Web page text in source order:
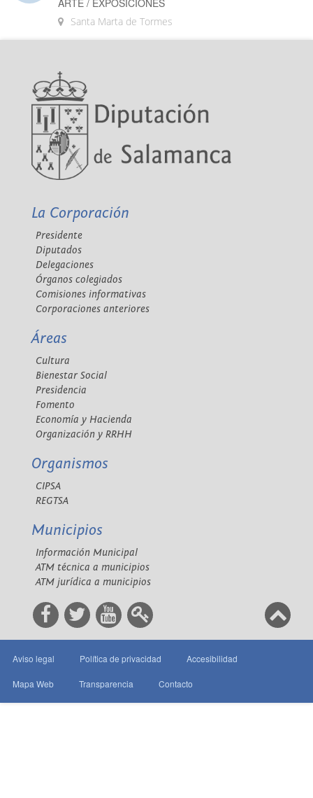
ARTE / EXPOSICIONES
Santa Marta de Tormes
La Corporación
Presidente
Diputados
Delegaciones
Órganos colegiados
Comisiones informativas
Corporaciones anteriores
Áreas
Cultura
Bienestar Social
Presidencia
Fomento
Economía y Hacienda
Organización y RRHH
Organismos
CIPSA
REGTSA
Municipios
Información Municipal
ATM técnica a municipios
ATM jurídica a municipios
Aviso legal Política de privacidad Accesibilidad
Mapa Web Transparencia Contacto